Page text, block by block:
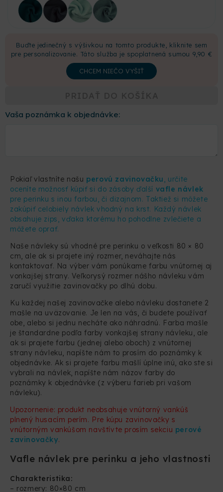
Vaša poznámka k objednávke:
Buďte jedinečný s výšivkou na tomto produkte, kliknite sem
pre personalizovanie. Táto služba je spoplatnená sumou 9,90 €
CHCEM NIEČO VYŠIŤ
Pokiaľ vlastníte našu perovú zavinovačku, určite
oceníte možnosť kúpiť si do zásoby ďalší vafle návlek
pre perinku s inou farbou, či dizajnom. Taktiež si môžete
zakúpiť celobiely návlek vhodný na krst. Každý návlek
obsahuje zips, vďaka ktorému ho pohodlne zvlečiete a
môžete oprať.
Naše návleky sú vhodné pre perinku o veľkosti 80 × 80
cm, ale ak si prajete iný rozmer, neváhajte nás
kontaktovať. Na výber vám ponúkame farbu vnútornej aj
vonkajšej strany. Veľkorysý rozmer nášho návleku vám
zaručí využitie zavinovačky po dlhú dobu.
Ku každej našej zavinovačke alebo návleku dostanete 2
mašle na uväzovanie. Je len na vás, či budete používať
obe, alebo si jednu necháte ako náhradnú. Farba mašle
je štandardne podľa farby vonkajšej strany návleku, ale
ak si prajete farbu (jednej alebo oboch) z vnútornej
strany návleku, napíšte nám to prosím do poznámky k
objednávke. Ak si prajete farbu mašlí úplne inú, ako ste si
vybrali na návlek, napíšte nám názov farby do
poznámky k objednávke (z výberu farieb pri vašom
návleku).
Upozornenie: produkt neobsahuje vnútorný vankúš
plnený husacím perím. Pre kúpu zavinovačky s
vnútorným vankúšom navštívte prosím sekciu perové
zavinovačky.
Vafle návlek pre perinku a jeho vlastnosti
Charakteristika:
– rozmery: 80×80 cm